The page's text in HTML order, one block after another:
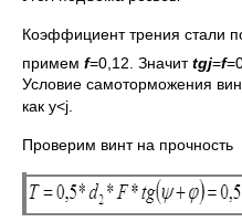
Коэффициент трения стали
примем f=0,12. Значитtgj=f
Условие самоторможения
как y<j.
Проверим винт на прочность